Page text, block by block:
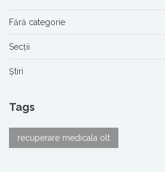
Fără categorie
Secții
Știri
Tags
recuperare medicala olt